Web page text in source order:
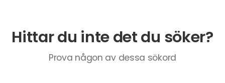
Hittar du inte det du söker?
Prova någon av dessa sökord